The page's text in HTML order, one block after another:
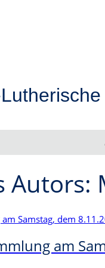
Autors:
am